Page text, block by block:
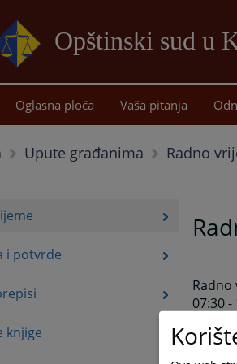
Opštinski sud u
Oglasna ploča Vaša pitanja
Upute građanima Radno
i potvrde
knjige
Radno
07:30 -
Pauza